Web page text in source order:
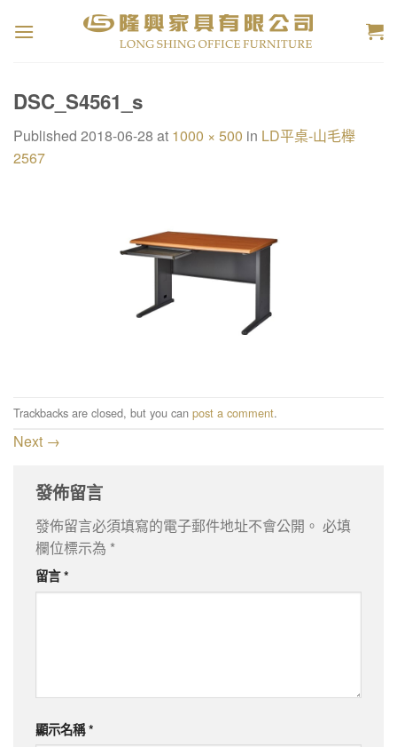
DSC_S4561_s
Published 2018-06-28 at 1000 × 500 in LD平桌-山毛櫸
2567
Trackbacks are closed, but you can post a comment.
Next →
發佈留言
發佈留言必須填寫的電子郵件地址不會公開。 必填
欄位標示為 *
留言*
顯示名稱*